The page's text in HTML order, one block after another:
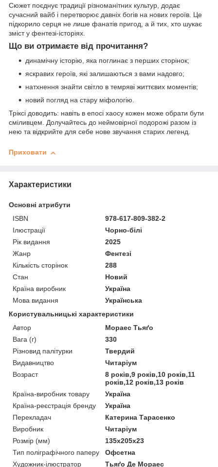
Сюжет поєднує традиції різноманітних культур, додає
сучасний вайб і перетворює давніх богів на нових героїв. Це
підкорило серця не лише фанатів пригод, а й тих, хто шукає
зміст у фентезі-історіях.
Що ви отримаєте від прочитання?
динамічну історію, яка поглинає з перших сторінок;
яскравих героїв, які залишаються з вами надовго;
натхнення знайти світло в темряві життєвих моментів;
новий погляд на стару міфологію.
Тріксі доводить: навіть в епосі хаосу кожен може обрати бути
сміливцем. Долучайтесь до неймовірної подорожі разом із
нею та відкрийте для себе нове звучання старих легенд.
Приховати
Характеристики
Основні атрибути
ISBN
978-617-809-382-2
Ілюстрації
Чорно-білі
Рік видання
2025
Жанр
Фентезі
Кількість сторінок
288
Стан
Новий
Країна виробник
Україна
Мова видання
Українська
Користувальницькі характеристики
Автор
Мораес Тьяґо
Вага (г)
330
Різновид палітурки
Твердий
Видавництво
Читаріум
Возраст
8 років,9 років,10 років,11
років,12 років,13 років
Країна-виробник товару
Україна
Країна-реєстрація бренду
Україна
Перекладач
Катерина Тарасенко
Виробник
Читаріум
Розмір (мм)
135x205x23
Тип поліграфічного паперу
Офсетна
Художник-ілюстратор
Тьяґо Де Мораес